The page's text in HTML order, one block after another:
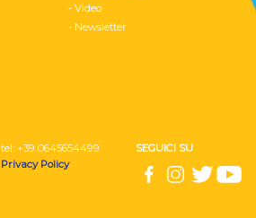
- Video
- Newsletter
tel: ‭+39 0645654499
Privacy Policy
SEGUICI SU